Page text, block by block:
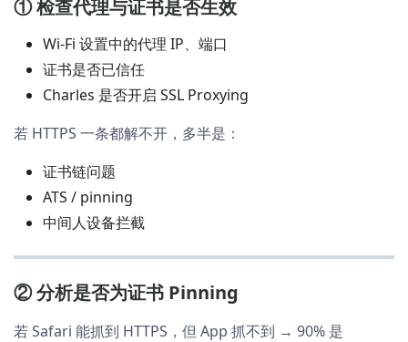
① 检查代理与证书是否生效
Wi-Fi 设置中的代理 IP、端口
证书是否已信任
Charles 是否开启 SSL Proxying
若 HTTPS 一条都解不开，多半是：
证书链问题
ATS / pinning
中间人设备拦截
② 分析是否为证书 Pinning
若 Safari 能抓到 HTTPS，但 App 抓不到 → 90% 是